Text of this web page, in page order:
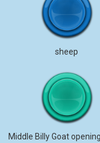
sheep
Middle Billy Goat